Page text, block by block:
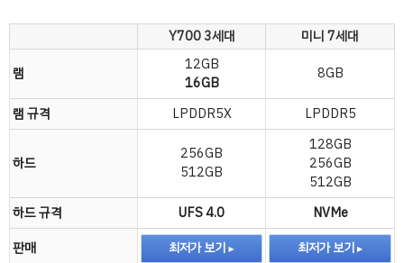
Y700 3세대
미니 7세대
램
12GB
16GB
8GB
램 규격 LPDDR5X LPDDR5
하드
256GB
512GB
128GB
256GB
512GB
하드 규격
UFS 4.0
NVMe
판매
최저가 보기 최저가 보기